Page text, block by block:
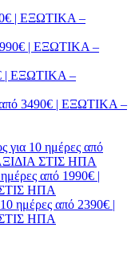
| ΕΞΩΤΙΚΑ –
| ΕΞΩΤΙΚΑ –
| ΕΞΩΤΙΚΑ –
3490€ | ΕΞΩΤΙΚΑ –
για 10 ημέρες από
ΣΤΙΣ ΗΠΑ
από 1990€ |
ΗΠΑ
ημέρες από 2390€ |
ΗΠΑ